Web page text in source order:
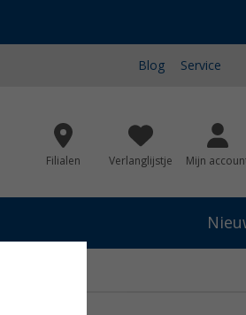
Blog Service
Filialen Verlanglijstje Mijn